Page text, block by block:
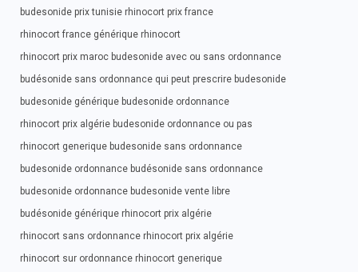
budesonide prix tunisie rhinocort prix france
rhinocort france générique rhinocort
rhinocort prix maroc budesonide avec ou sans ordonnance
budésonide sans ordonnance qui peut prescrire budesonide
budesonide générique budesonide ordonnance
rhinocort prix algérie budesonide ordonnance ou pas
rhinocort generique budesonide sans ordonnance
budesonide ordonnance budésonide sans ordonnance
budesonide ordonnance budesonide vente libre
budésonide générique rhinocort prix algérie
rhinocort sans ordonnance rhinocort prix algérie
rhinocort sur ordonnance rhinocort generique